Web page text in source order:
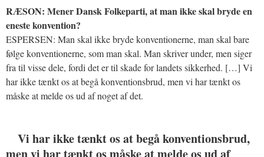
RÆSON: Mener Dansk Folkeparti, at man ikke skal bryde en
eneste konvention?
ESPERSEN: Man skal ikke bryde konventionerne, man skal bare
følge konventionerne, som man skal. Man skriver under, men siger
fra til visse dele, fordi det er til skade for landets sikkerhed. […] Vi
har ikke tænkt os at begå konventionsbrud, men vi har tænkt os
måske at melde os ud af noget af det.
Vi har ikke tænkt os at begå konventionsbrud,